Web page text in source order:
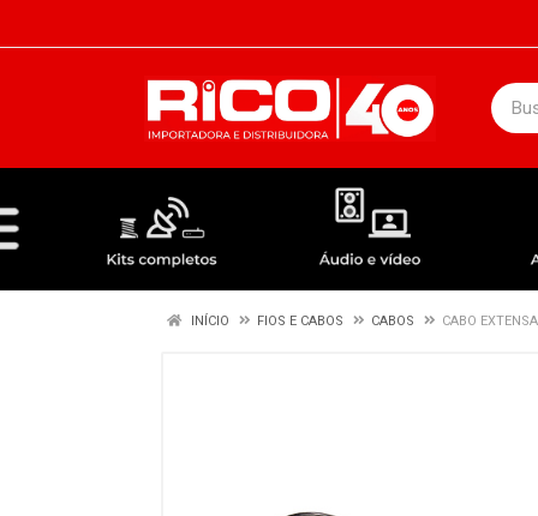
INÍCIO FIOS E CABOS CABOS CABO